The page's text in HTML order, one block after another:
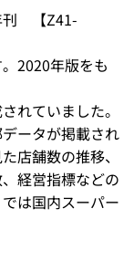
刊 【Z41-
2020年版をも
れていました。
ータが掲載され
店舗数の推移、
経営指標などの
は国内スーパー